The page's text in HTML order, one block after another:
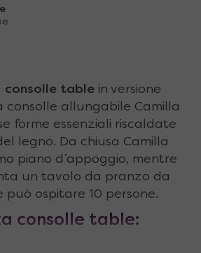
consolle table in versione
consolle allungabile Camilla
forme essenziali riscaldate
legno. Da chiusa Camilla
piano d’appoggio, mentre
un tavolo da pranzo da
può ospitare 10 persone.
consolle table: